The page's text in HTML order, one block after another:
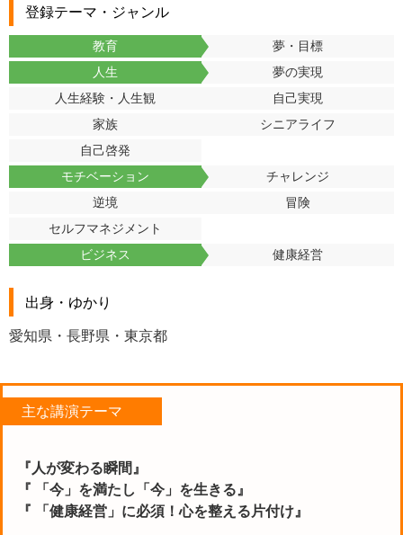
登録テーマ・ジャンル
教育
夢・目標
人生
夢の実現
人生経験・人生観
自己実現
家族
シニアライフ
自己啓発
モチベーション
チャレンジ
逆境
冒険
セルフマネジメント
ビジネス
健康経営
出身・ゆかり
愛知県・長野県・東京都
主な講演テーマ
『人が変わる瞬間』
『 「今」を満たし「今」を生きる』
『 「健康経営」に必須！心を整える片付け』